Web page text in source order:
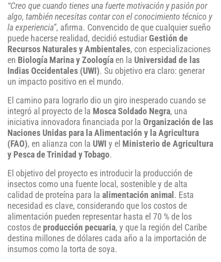
“Creo que cuando tienes una fuerte motivación y pasión por
algo, también necesitas contar con el conocimiento técnico y
la experiencia”, afirma. Convencido de que cualquier sueño
puede hacerse realidad, decidió estudiar Gestión de
Recursos Naturales y Ambientales, con especializaciones
en Biología Marina y Zoología en la Universidad de las
Indias Occidentales (UWI). Su objetivo era claro: generar
un impacto positivo en el mundo.
El camino para lograrlo dio un giro inesperado cuando se
integró al proyecto de la Mosca Soldado Negra, una
iniciativa innovadora financiada por la Organización de las
Naciones Unidas para la Alimentación y la Agricultura
(FAO), en alianza con la UWI y el Ministerio de Agricultura
y Pesca de Trinidad y Tobago.
El objetivo del proyecto es introducir la producción de
insectos como una fuente local, sostenible y de alta
calidad de proteína para la alimentación animal . Esta
necesidad es clave, considerando que los costos de
alimentación pueden representar hasta el 70 % de los
costos de producción pecuaria, y que la región del Caribe
destina millones de dólares cada año a la importación de
insumos como la torta de soya.